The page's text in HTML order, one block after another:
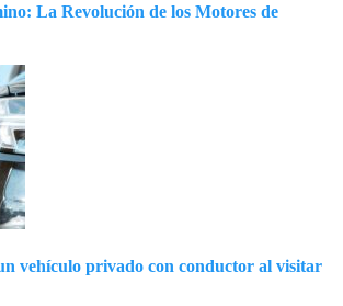
La Revolución de los Motores de
vehículo privado con conductor al visitar